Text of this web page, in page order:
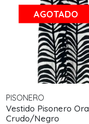
AGOTADO
PISONERO
Vestido Pisonero Ora
Crudo/Negro